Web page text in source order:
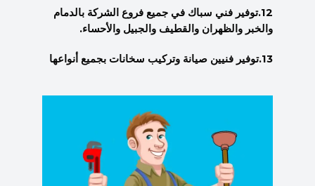
12.توفير فني سباك في جميع فروع الشركة بالدمام
والخبر والظهران والقطيف والجبيل والأحساء.
13.توفير فنيين صيانة وتركيب سخانات بجميع أنواعها